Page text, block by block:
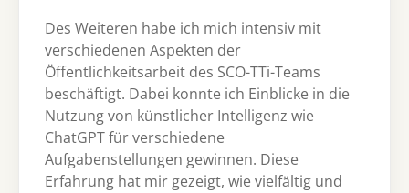
Des Weiteren habe ich mich intensiv mit
verschiedenen Aspekten der
Öffentlichkeitsarbeit des SCO-TTi-Teams
beschäftigt. Dabei konnte ich Einblicke in die
Nutzung von künstlicher Intelligenz wie
ChatGPT für verschiedene
Aufgabenstellungen gewinnen. Diese
Erfahrung hat mir gezeigt, wie vielfältig und